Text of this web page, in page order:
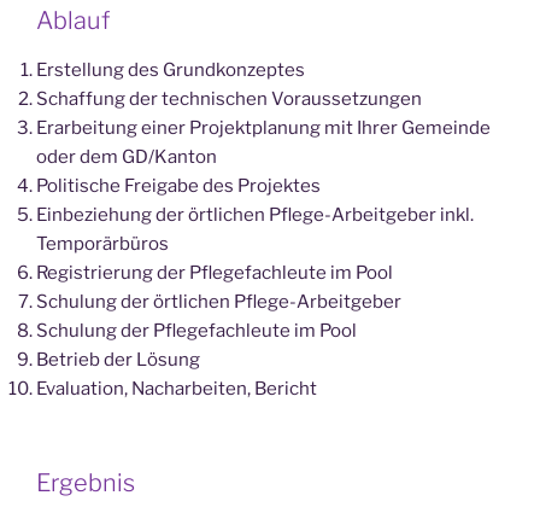
Ablauf
Erstellung des Grundkonzeptes
Schaffung der technischen Voraussetzungen
Erarbeitung einer Projektplanung mit Ihrer Gemeinde
oder dem GD/Kanton
Politische Freigabe des Projektes
Einbeziehung der örtlichen Pflege-Arbeitgeber inkl.
Temporärbüros
Registrierung der Pflegefachleute im Pool
Schulung der örtlichen Pflege-Arbeitgeber
Schulung der Pflegefachleute im Pool
Betrieb der Lösung
Evaluation, Nacharbeiten, Bericht
Ergebnis